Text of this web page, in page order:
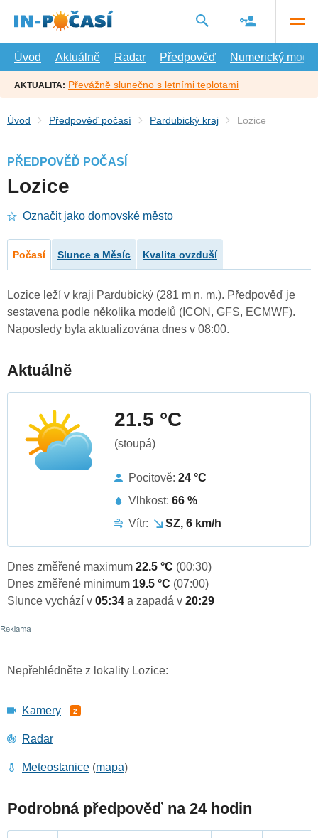
hlavní
Úvod
Aktuálně Radar Předpověď Numerický model
AKTUALITA: Převážně slunečno s letními teplotami
Úvod Předpověď počasí Pardubický kraj Lozice
PŘEDPOVĚĎ POČASÍ
Lozice
Označit jako domovské město
Počasí Slunce a Měsíc Kvalita ovzduší
Lozice leží v kraji Pardubický (281 m n. m.). Předpověď je
sestavena podle několika modelů (ICON, GFS, ECMWF).
Naposledy byla aktualizována dnes v 08:00.
Aktuálně
21.5 °C
(stoupá)
Pocitově: 24 °C
Vlhkost: 66 %
Vítr:
SZ, 6 km/h
Dnes změřené maximum 22.5 °C (00:30)
Dnes změřené minimum 19.5 °C (07:00)
Slunce vychází v 05:34 a zapadá v 20:29
Nepřehlédněte z lokality Lozice:
Kamery 2
Radar
Meteostanice (mapa)
Podrobná předpověď na 24 hodin